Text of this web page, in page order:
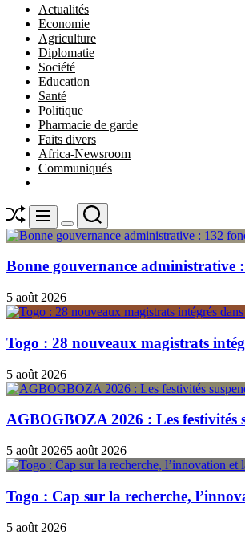
Actualités
Economie
Agriculture
Diplomatie
Société
Education
Santé
Politique
Pharmacie de garde
Faits divers
Africa-Newsroom
Communiqués
ShuffleMenu
Switch
color
Search
Bonne gouvernance administrative
5 août 2026
Togo : 28 nouveaux magistrats
5 août 2026
AGBOGBOZA 2026 : Les festivités
5 août 20265 août 2026
Togo : Cap sur la recherche,
5 août 2026